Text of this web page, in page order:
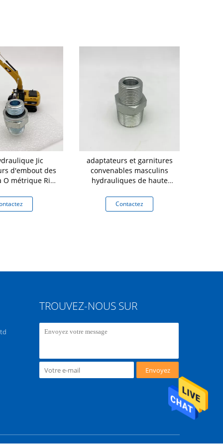
Jic
d'embout des
métrique Ring
adaptateurs et garnitures
convenables masculins
hydrauliques de haute
de 1N TNP pour la presse
d'huile 1N
Contactez
TROUVEZ-NOUS SUR
Envoyez